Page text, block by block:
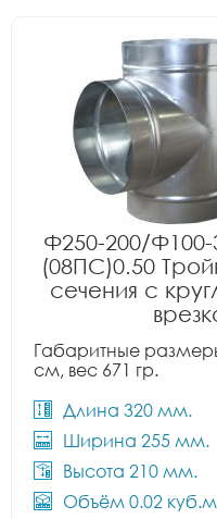
Ф250-200/
(08ПС)0.50
сечения с
Габаритные
см, вес 671 гр.
Длина 320 мм.
Ширина 255 мм.
Высота 210 мм.
Объём 0.02